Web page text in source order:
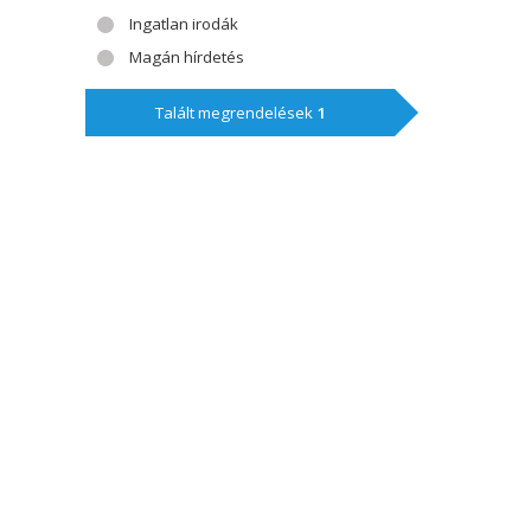
Ingatlan irodák
Magán hírdetés
Talált megrendelések 1